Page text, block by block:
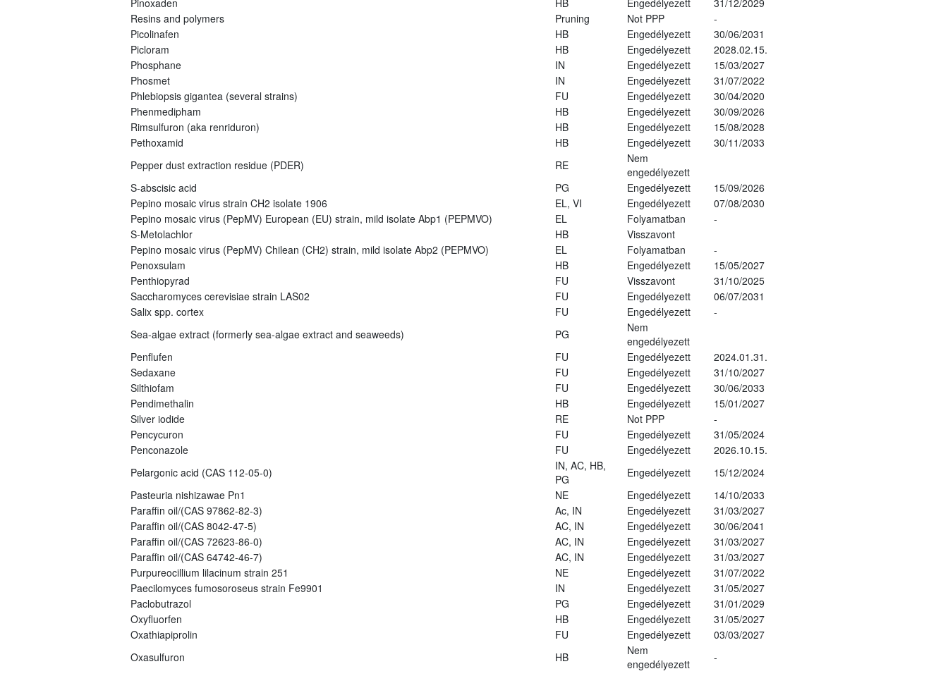
Resins and polymers
Pruning Not PPP
-
Picolinafen
HB Engedélyezett
30/06/2031
Picloram
HB Engedélyezett
2028.02.15.
Phosphane
IN Engedélyezett
15/03/2027
Phosmet
IN Engedélyezett
31/07/2022
Phlebiopsis gigantea (several strains)
FU Engedélyezett
30/04/2020
Phenmedipham
HB Engedélyezett
30/09/2026
Rimsulfuron (aka renriduron)
HB Engedélyezett
15/08/2028
Pethoxamid
HB Engedélyezett
30/11/2033
Pepper dust extraction residue (PDER)
RE
Nem
engedélyezett
S-abscisic acid
PG Engedélyezett
15/09/2026
Pepino mosaic virus strain CH2 isolate 1906
EL, VI Engedélyezett
07/08/2030
Pepino mosaic virus (PepMV) European (EU) strain, mild isolate Abp1 (PEPMVO)
EL Folyamatban
-
S-Metolachlor
HB
Visszavont
Pepino mosaic virus (PepMV) Chilean (CH2) strain, mild isolate Abp2 (PEPMVO)
EL Folyamatban
-
Penoxsulam
HB Engedélyezett
15/05/2027
Penthiopyrad
FU Visszavont
31/10/2025
Saccharomyces cerevisiae strain LAS02
FU Engedélyezett
06/07/2031
Salix spp. cortex
FU Engedélyezett
-
Sea-algae extract (formerly sea-algae extract and seaweeds)
PG
Nem
engedélyezett
Penflufen
FU Engedélyezett
2024.01.31.
Sedaxane
FU Engedélyezett
31/10/2027
Silthiofam
FU Engedélyezett
30/06/2033
Pendimethalin
HB Engedélyezett
15/01/2027
Silver iodide
RE Not PPP
-
Pencycuron
FU Engedélyezett
31/05/2024
Penconazole
FU Engedélyezett
2026.10.15.
Pelargonic acid (CAS 112-05-0)
IN, AC, HB,
PG
Engedélyezett
15/12/2024
Pasteuria nishizawae Pn1
NE Engedélyezett
14/10/2033
Paraffin oil/(CAS 97862-82-3)
Ac, IN Engedélyezett
31/03/2027
Paraffin oil/(CAS 8042-47-5)
AC, IN Engedélyezett
30/06/2041
Paraffin oil/(CAS 72623-86-0)
AC, IN Engedélyezett
31/03/2027
Paraffin oil/(CAS 64742-46-7)
AC, IN Engedélyezett
31/03/2027
Purpureocillium lilacinum strain 251
NE Engedélyezett
31/07/2022
Paecilomyces fumosoroseus strain Fe9901
IN Engedélyezett
31/05/2027
Paclobutrazol
PG Engedélyezett
31/01/2029
Oxyfluorfen
HB Engedélyezett
31/05/2027
Oxathiapiprolin
FU Engedélyezett
03/03/2027
Oxasulfuron
HB
Nem
engedélyezett
-